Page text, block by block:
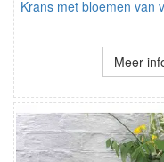
Krans met bloemen van
Meer